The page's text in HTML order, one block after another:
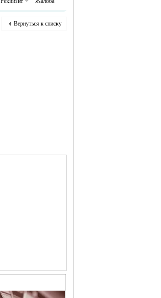
Вернуться к списку